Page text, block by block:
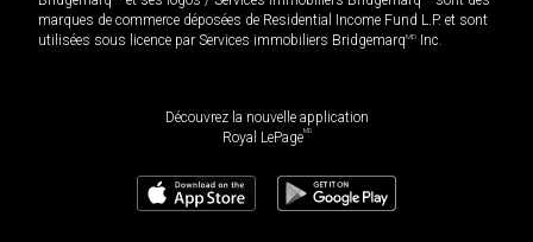
marques de commerce déposées de Residential Income Fund L.P. et sont
utilisées sous licence par Services immobiliers BridgemarqMD Inc.
Découvrez la nouvelle application
Royal LePageMD